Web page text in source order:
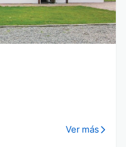
Ver más